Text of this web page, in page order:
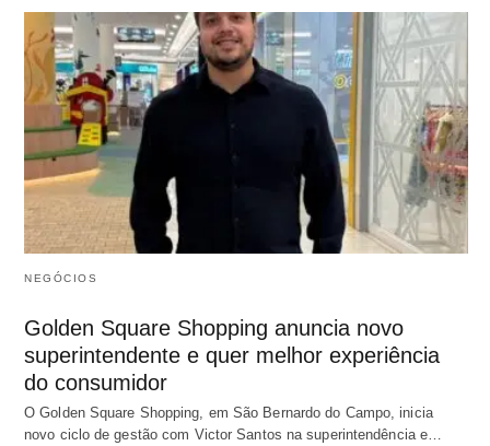
NEGÓCIOS
Golden Square Shopping anuncia novo
superintendente e quer melhor experiência
do consumidor
O Golden Square Shopping, em São Bernardo do Campo, inicia
novo ciclo de gestão com Victor Santos na superintendência e…